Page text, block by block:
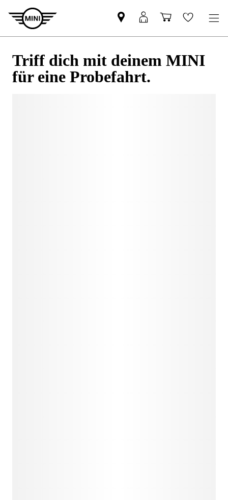
Triff dich mit deinem MINI
für eine Probefahrt.